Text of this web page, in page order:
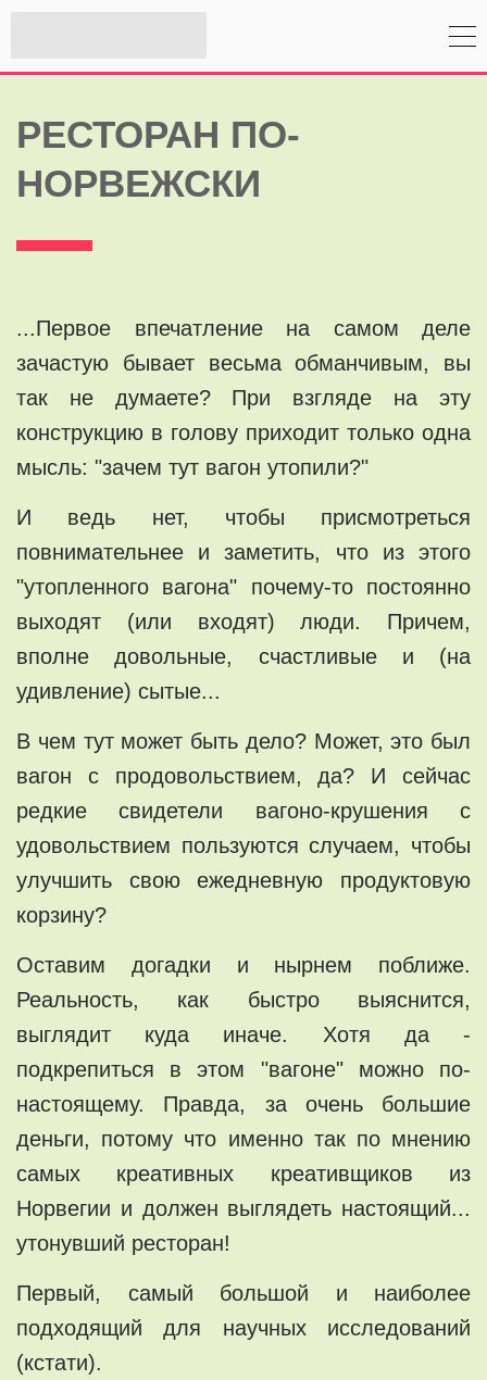
РЕСТОРАН ПО-
НОРВЕЖСКИ
...Первое впечатление на самом деле
зачастую бывает весьма обманчивым, вы
так не думаете? При взгляде на эту
конструкцию в голову приходит только одна
мысль: "зачем тут вагон утопили?"
И ведь нет, чтобы присмотреться
повнимательнее и заметить, что из этого
"утопленного вагона" почему-то постоянно
выходят (или входят) люди. Причем,
вполне довольные, счастливые и (на
удивление) сытые...
В чем тут может быть дело? Может, это был
вагон с продовольствием, да? И сейчас
редкие свидетели вагоно-крушения с
удовольствием пользуются случаем, чтобы
улучшить свою ежедневную продуктовую
корзину?
Оставим догадки и нырнем поближе.
Реальность, как быстро выяснится,
выглядит куда иначе. Хотя да -
подкрепиться в этом "вагоне" можно по-
настоящему. Правда, за очень большие
деньги, потому что именно так по мнению
самых креативных креативщиков из
Норвегии и должен выглядеть настоящий...
утонувший ресторан!
Первый, самый большой и наиболее
подходящий для научных исследований
(кстати).